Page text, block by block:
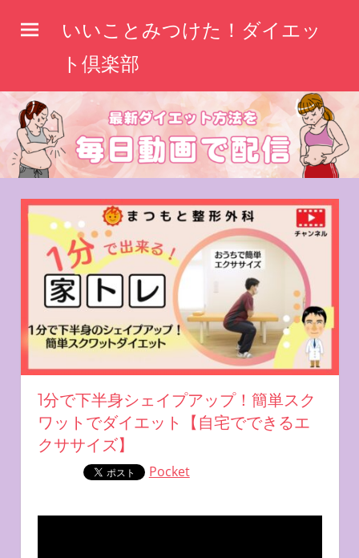
ス
キ
いいことみつけた！ダイエッ
ト倶楽部
1分で下半身シェイプアップ！簡単スク
ワットでダイエット【自宅でできるエ
クササイズ】
Pocket